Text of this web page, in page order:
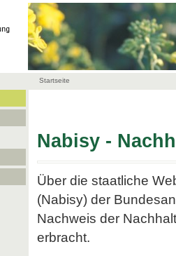
Startseite
Nabisy -
Über die staatliche
(Nabisy) der
Nachweis der
erbracht.